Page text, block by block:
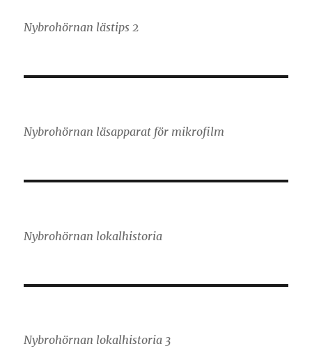
Nybrohörnan lästips 2
Nybrohörnan läsapparat för mikrofilm
Nybrohörnan lokalhistoria
Nybrohörnan lokalhistoria 3